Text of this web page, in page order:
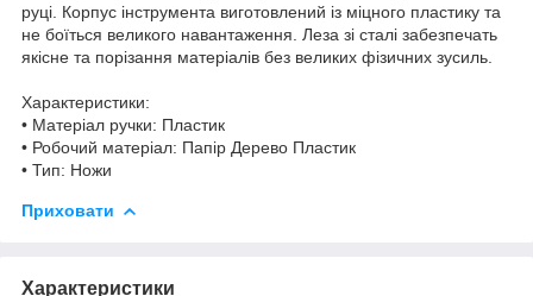
руці. Корпус інструмента виготовлений із міцного пластику та
не боїться великого навантаження. Леза зі сталі забезпечать
якісне та порізання матеріалів без великих фізичних зусиль.
Характеристики:
• Матеріал ручки: Пластик
• Робочий матеріал: Папір Дерево Пластик
• Тип: Ножи
Приховати
Характеристики